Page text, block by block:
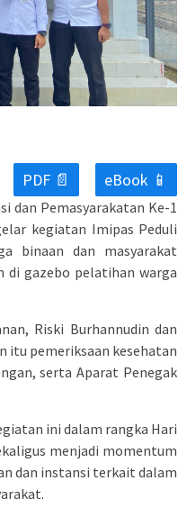
PDF 📄 eBook 📱
dan Pemasyarakatan Ke-1
kegiatan Imipas Peduli
binaan dan masyarakat
di gazebo pelatihan warga
Riski Burhannudin dan
itu pemeriksaan kesehatan
serta Aparat Penegak
ini dalam rangka Hari
menjadi momentum
dan instansi terkait dalam